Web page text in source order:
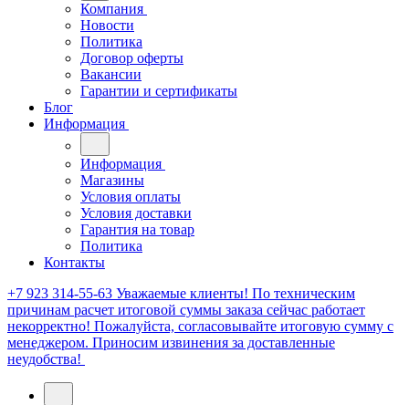
Компания
Новости
Политика
Договор оферты
Вакансии
Гарантии и сертификаты
Блог
Информация
Информация
Магазины
Условия оплаты
Условия доставки
Гарантия на товар
Политика
Контакты
+7 923 314-55-63 Уважаемые клиенты! По техническим
причинам расчет итоговой суммы заказа сейчас работает
некорректно! Пожалуйста, согласовывайте итоговую сумму с
менеджером. Приносим извинения за доставленные
неудобства!